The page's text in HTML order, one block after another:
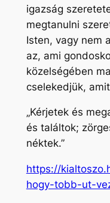
LINK
EMBED
igazság
megtanulni
Isten, vagy nem
az, ami
közelségében
cselekedjük,
„Kérjetek és
és találtok;
néktek.”
https://
hogy-tobb-ut-